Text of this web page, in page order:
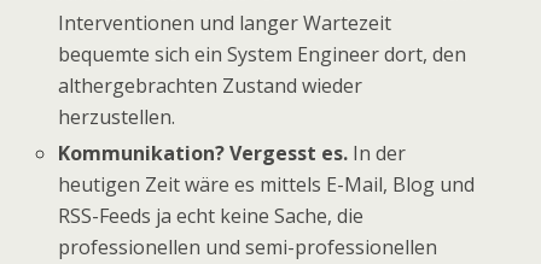
Interventionen und langer Wartezeit
bequemte sich ein System Engineer dort, den
althergebrachten Zustand wieder
herzustellen.
Kommunikation? Vergesst es. In der
heutigen Zeit wäre es mittels E-Mail, Blog und
RSS-Feeds ja echt keine Sache, die
professionellen und semi-professionellen